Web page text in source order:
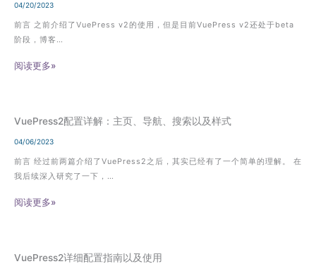
04/20/2023
前言 之前介绍了VuePress v2的使用，但是目前VuePress v2还处于beta
阶段，博客…
阅读更多»
VuePress2配置详解：主页、导航、搜索以及样式
04/06/2023
前言 经过前两篇介绍了VuePress2之后，其实已经有了一个简单的理解。 在
我后续深入研究了一下，…
阅读更多»
VuePress2详细配置指南以及使用